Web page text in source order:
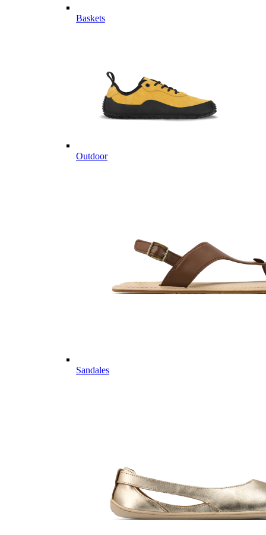
Baskets
Outdoor
Sandales